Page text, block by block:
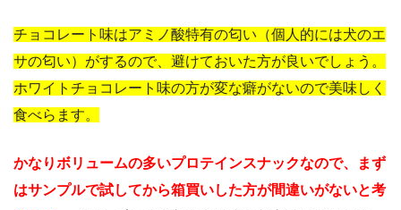
チョコレート味はアミノ酸特有の匂い（個人的には犬のエ
サの匂い）がするので、避けておいた方が良いでしょう。
ホワイトチョコレート味の方が変な癖がないので美味しく
食べらます。
かなりボリュームの多いプロテインスナックなので、まず
はサンプルで試してから箱買いした方が間違いがないと考